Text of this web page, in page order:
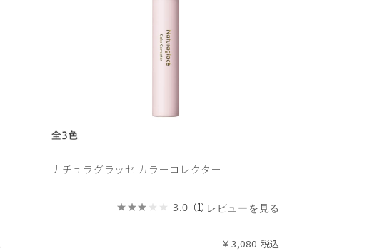
ナチュラグラッセ カラーコレクター
3.0 （1） レビューを見る
￥3,080